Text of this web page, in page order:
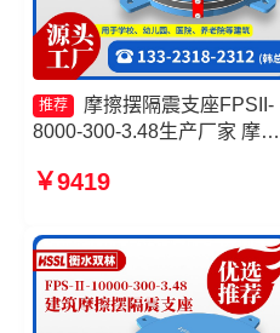
推荐
摩擦摆隔震支座FPSII-
8000-300-3.48生产厂家 摩擦
3.48 建筑隔震摩擦摆支座生产
家
￥9419